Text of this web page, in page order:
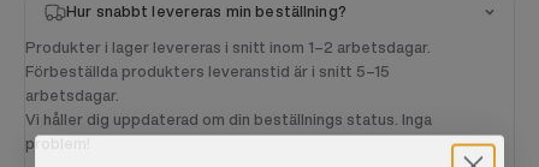
Hur snabbt levereras min beställning?
Produkter i lager levereras i snitt inom 1–2 arbetsdagar.
Förbeställda produkters leveranstid är i snitt 5–15
arbetsdagar.
Vi håller dig uppdaterad om din beställnings status. Inga
problem!